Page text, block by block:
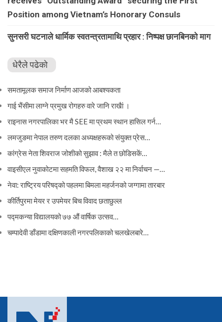
Position among Vietnam’s Honorary Consuls
सुनसरी घटनाले धार्मिक स्वतन्त्रतामाथि प्रहार : निष्पक्ष छानबिनको माग
धेरैले पढेको
समतामूलक समाज निर्माण आजको आबश्यकता
गाई भैंसीमा लाग्ने प्रमुख रोगहरु वारे जानि राखैां ।
राइनास नगरपालिका भर मै SEE मा प्रथम स्थान हासिल गर्न…
लमजुङमा नेपाल तरुण दलका अध्यक्षहरूको संयुक्त प्रेस…
कांग्रेस नेता शिवराज जोशीको सुझाव : मैले त छोडिसकें…
वाइसीएल नुवाकोटमा सहमति विफल, वैशाख २२ मा निर्वाचन —…
नेवा: राष्ट्रिय परिषद्को पहलमा बिमला महर्जनको जग्गामा तारबार
कीर्तिपुरमा मेयर र उपमेयर बिच विवाद छताछुल्ल
पद्मकन्या विद्यालयको ७७ औं ‌‌वार्षिक ‌उत्सव…
चम्पादेवी डाँडामा दक्षिणकाली नगरपलिकाको चलखेलबारे…